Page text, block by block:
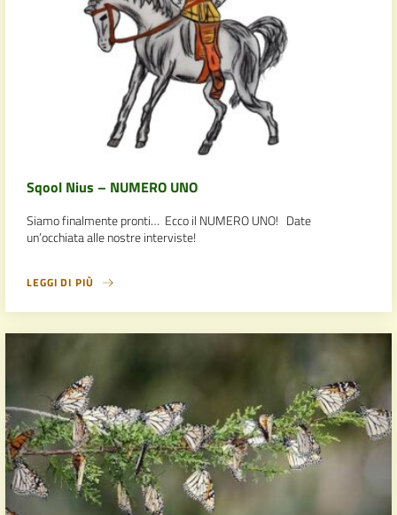
Sqool Nius – NUMERO UNO
Siamo finalmente pronti… Ecco il NUMERO UNO! Date
un’occhiata alle nostre interviste!
LEGGI DI PIÙ